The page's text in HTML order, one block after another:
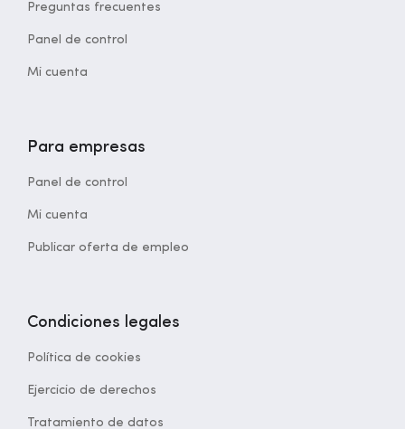
Preguntas frecuentes
Panel de control
Mi cuenta
Para empresas
Panel de control
Mi cuenta
Publicar oferta de empleo
Condiciones legales
Política de cookies
Ejercicio de derechos
Tratamiento de datos